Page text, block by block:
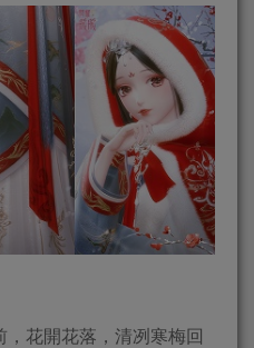
花開花落，清冽寒梅回